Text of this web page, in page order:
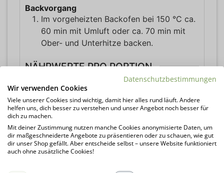
Backvorgang
Im vorgeheizten Backofen bei 150 °C ca.
60 min mit Umluft oder ca. 70 min mit
Ober- und Unterhitze backen.
NÄHRWERTE PRO PORTION
Protein: 6g
Fett:18g
Ballaststoffe:11g
Datenschutzbestimmungen
Wir verwenden Cookies
Viele unserer Cookies sind wichtig, damit hier alles rund läuft. Andere
helfen uns, dich besser zu verstehen und unser Angebot noch besser für
dich zu machen.
Mit deiner Zustimmung nutzen manche Cookies anonymisierte Daten, um
dir maßgeschneiderte Angebote zu präsentieren oder zu schauen, wie gut
dir unser Shop gefällt. Aber entscheide selbst – unsere Website funktioniert
auch ohne zusätzliche Cookies!